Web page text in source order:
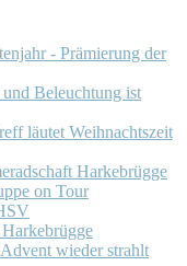
- Prämierung der
Beleuchtung ist
läutet Weihnachtszeit
Harkebrügge
on Tour
wieder strahlt